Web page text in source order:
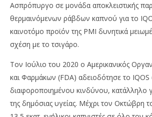
Ασπρόπυργο σε μονάδα αποκλειστικής
θερμαινόμενων ράβδων καπνού για το
καινοτόμο προϊόν της PMI δυνητικά
σχέση με το τσιγάρο.
Τον Ιούλιο του 2020 ο Αμερικανικός
και Φαρμάκων (FDA) αδειοδότησε το
διαφοροποιημένου κινδύνου, κατάλληλο
της δημόσιας υγείας. Μέχρι τον Οκτώβρη